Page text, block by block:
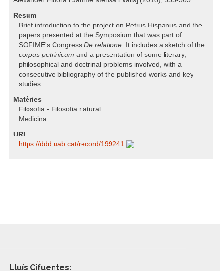
Resum
Brief introduction to the project on Petrus Hispanus and the
papers presented at the Symposium that was part of
SOFIME's Congress De relatione. It includes a sketch of the
corpus petrinicum and a presentation of some literary,
philosophical and doctrinal problems involved, with a
consecutive bibliography of the published works and key
studies.
Matèries
Filosofia - Filosofia natural
Medicina
URL
https:/​/​ddd.uab.cat/​record/​199241
Lluís Cifuentes: